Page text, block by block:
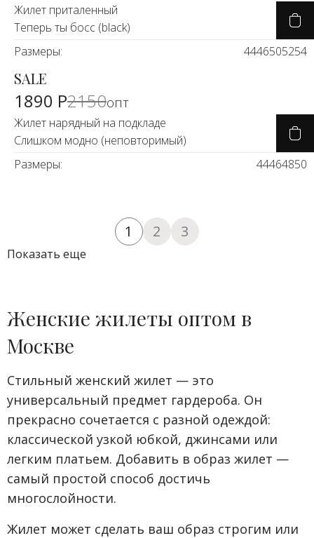
Жилет приталенный
Теперь ты босс (black)
Размеры:
4446505254
-11%
SALE
1890 Р2150опт
Жилет нарядный на подкладе
Слишком модно (неповторимый)
Размеры:
44464850
1 2 3
Показать еще
Женские жилеты оптом в
Москве
Стильный женский жилет — это
универсальный предмет гардероба. Он
прекрасно сочетается с разной одеждой:
классической узкой юбкой, джинсами или
легким платьем. Добавить в образ жилет —
самый простой способ достичь
многослойности.
Жилет может сделать ваш образ строгим или